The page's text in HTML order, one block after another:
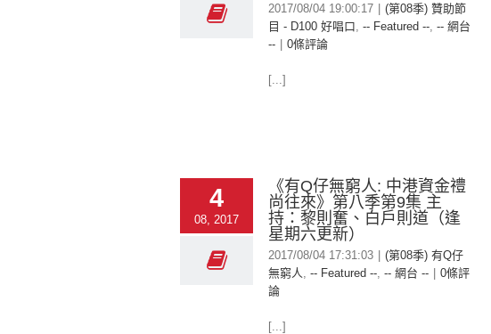
2017/08/04 19:00:17
(第08季) 贊助節
目 - D100 好唱口, -- Featured --, -- 網台
--
0條評論
[...]
4
08, 2017
《有Q仔無窮人: 中港資金禮
尚往來⁠⁠⁠⁠》第八季第9集 主
持：黎則奮、白戶則道（逢
星期六更新）
2017/08/04 17:31:03
(第08季) 有Q仔
無窮人, -- Featured --, -- 網台 --
0條評
論
[...]